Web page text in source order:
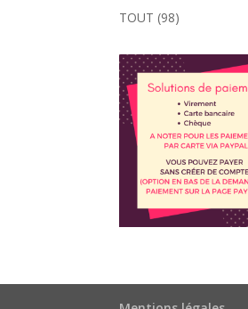
TOUT (98)